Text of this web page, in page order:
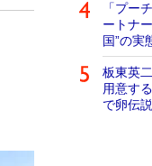
「プー
ートナ
国”の実
板東英
用意す
で卵伝説